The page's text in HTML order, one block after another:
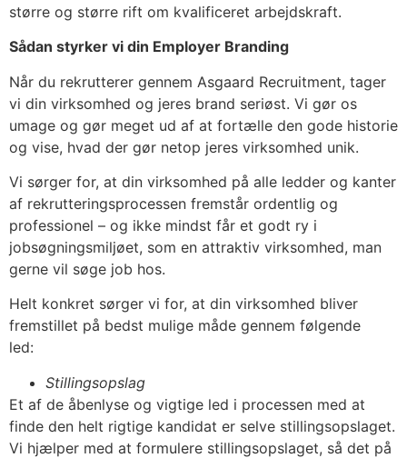
større og større rift om kvalificeret arbejdskraft.
Sådan styrker vi din Employer Branding
Når du rekrutterer gennem Asgaard Recruitment, tager
vi din virksomhed og jeres brand seriøst. Vi gør os
umage og gør meget ud af at fortælle den gode historie
og vise, hvad der gør netop jeres virksomhed unik.
Vi sørger for, at din virksomhed på alle ledder og kanter
af rekrutteringsprocessen fremstår ordentlig og
professionel – og ikke mindst får et godt ry i
jobsøgningsmiljøet, som en attraktiv virksomhed, man
gerne vil søge job hos.
Helt konkret sørger vi for, at din virksomhed bliver
fremstillet på bedst mulige måde gennem følgende
led:
Stillingsopslag
Et af de åbenlyse og vigtige led i processen med at
finde den helt rigtige kandidat er selve stillingsopslaget.
Vi hjælper med at formulere stillingsopslaget, så det på